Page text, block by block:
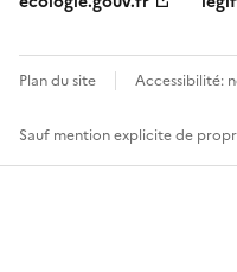
Plan du site Accessibilité:
Sauf mention explicite de